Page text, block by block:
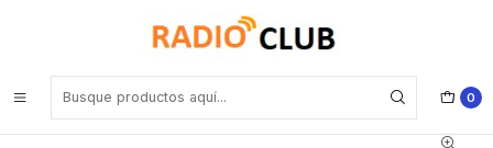
0
Montaje magnético TRAM
COMKIT CK-MG90 Base de montaje magnética de 90 mm de
diámetro con conector NMO. Incluye 4 mts de cable RG58AU y